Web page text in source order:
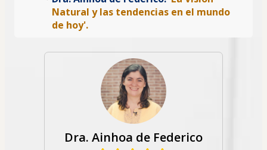
Natural y las tendencias en el mundo
de hoy'.
Dra. Ainhoa de Federico